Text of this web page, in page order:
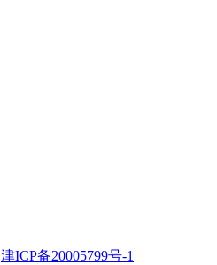
津ICP备20005799号-1